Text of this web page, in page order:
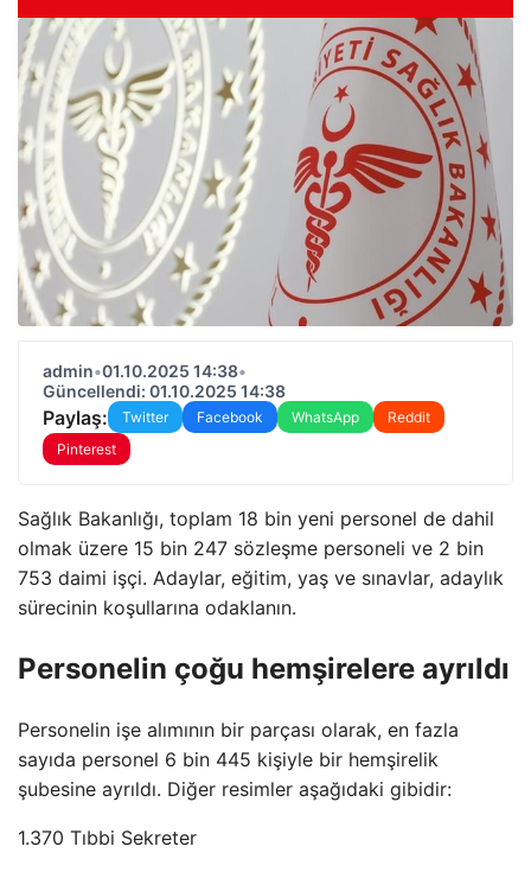
admin•01.10.2025 14:38•
Güncellendi: 01.10.2025 14:38
Paylaş: Twitter Facebook WhatsApp
Reddit
Pinterest
Sağlık Bakanlığı, toplam 18 bin yeni personel de dahil
olmak üzere 15 bin 247 sözleşme personeli ve 2 bin
753 daimi işçi. Adaylar, eğitim, yaş ve sınavlar, adaylık
sürecinin koşullarına odaklanın.
Personelin çoğu hemşirelere ayrıldı
Personelin işe alımının bir parçası olarak, en fazla
sayıda personel 6 bin 445 kişiyle bir hemşirelik
şubesine ayrıldı. Diğer resimler aşağıdaki gibidir:
1.370 Tıbbi Sekreter